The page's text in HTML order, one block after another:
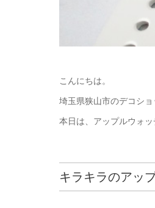
こんにちは。
埼玉県狭山市のデコシ
本日は、アップルウォッ
キラキラのアッ